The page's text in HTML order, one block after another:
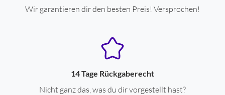
Wir garantieren dir den besten Preis! Versprochen!
14 Tage Rückgaberecht
Nicht ganz das, was du dir vorgestellt hast?